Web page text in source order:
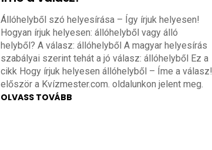
Állóhelyből szó helyesírása – Így írjuk helyesen!
Hogyan írjuk helyesen: állóhelyből vagy álló
helyből? A válasz: állóhelyből A magyar helyesírás
szabályai szerint tehát a jó válasz: állóhelyből Ez a
cikk Hogy írjuk helyesen állóhelyből – Íme a válasz!
először a Kvízmester.com. oldalunkon jelent meg.
OLVASS TOVÁBB